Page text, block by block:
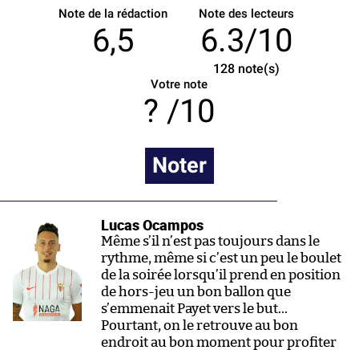
Note de la rédaction
6,5
Note des lecteurs
6.3/10
128note(s)
Votre note
/10
Noter
Lucas Ocampos
Même s’il n’est pas toujours dans le
rythme, même si c’est un peu le boulet
de la soirée lorsqu’il prend en position
de hors-jeu un bon ballon que
s’emmenait Payet vers le but…
Pourtant, on le retrouve au bon
endroit au bon moment pour profiter